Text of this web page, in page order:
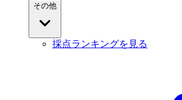
その他
採点ランキングを見る